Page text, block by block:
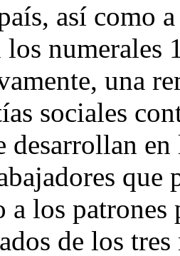
así como
los
una
sociales
desarrollan
que
a los
de los